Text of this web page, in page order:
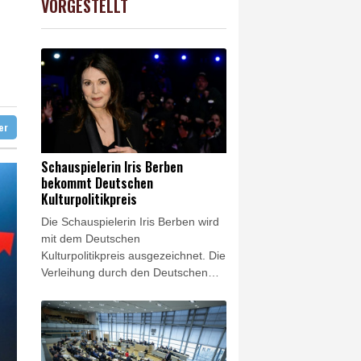
wechselt zu Real Madrid
im Aufwärtstrend
-0.08%
VORGESTELLT
Schauspielerin Iris Berben
bekommt Deutschen
Kulturpolitikpreis
Die Schauspielerin Iris Berben wird
mit dem Deutschen
Kulturpolitikpreis ausgezeichnet. Die
Verleihung durch den Deutschen
Berlin statt, wie die Organisatoren
am Donnerstag in der Hauptstadt
mitteilten. Die Laudatio hält der
Pianist Igor Levit.